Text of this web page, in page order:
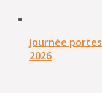
Journée
2026